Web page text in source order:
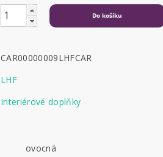
CAR00000009LHFCAR
LHF
Interiérové doplňky
ovocná